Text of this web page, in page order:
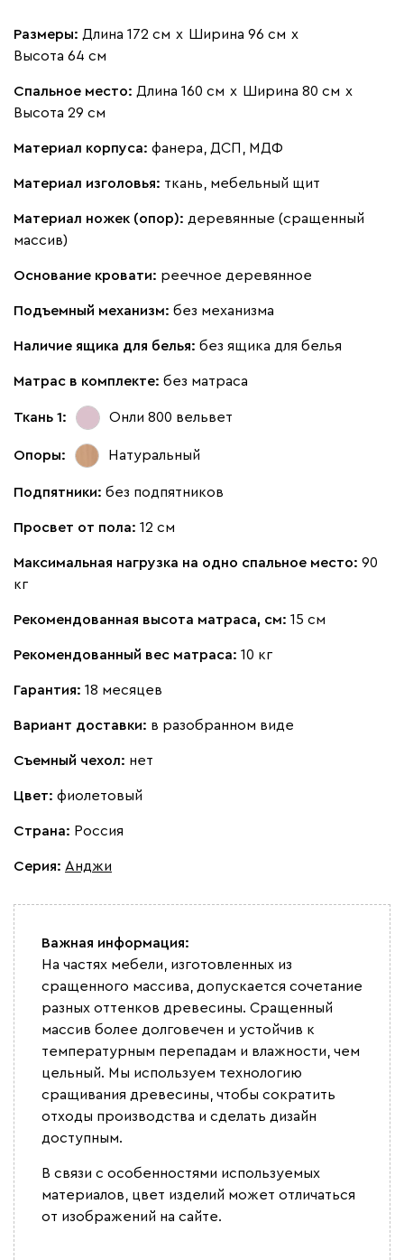
Размеры: Длина 172 см х Ширина 96 см х
Высота 64 см
Спальное место: Длина 160 см х Ширина 80 см х
Высота 29 см
Материал корпуса: фанера, ДСП, МДФ
Материал изголовья: ткань, мебельный щит
Материал ножек (опор): деревянные (сращенный
массив)
Основание кровати: реечное деревянное
Подъемный механизм: без механизма
Наличие ящика для белья: без ящика для белья
Матрас в комплекте: без матраса
Ткань 1: Онли 800 вельвет
Опоры: Натуральный
Подпятники: без подпятников
Просвет от пола: 12 см
Максимальная нагрузка на одно спальное место: 90
кг
Рекомендованная высота матраса, см: 15 см
Рекомендованный вес матраса: 10 кг
Гарантия: 18 месяцев
Вариант доставки: в разобранном виде
Съемный чехол: нет
Цвет: фиолетовый
Страна: Россия
Серия: Анджи
Важная информация:
На частях мебели, изготовленных из
сращенного массива, допускается сочетание
разных оттенков древесины. Сращенный
массив более долговечен и устойчив к
температурным перепадам и влажности, чем
цельный. Мы используем технологию
сращивания древесины, чтобы сократить
отходы производства и сделать дизайн
доступным.
В связи с особенностями используемых
материалов, цвет изделий может отличаться
от изображений на сайте.